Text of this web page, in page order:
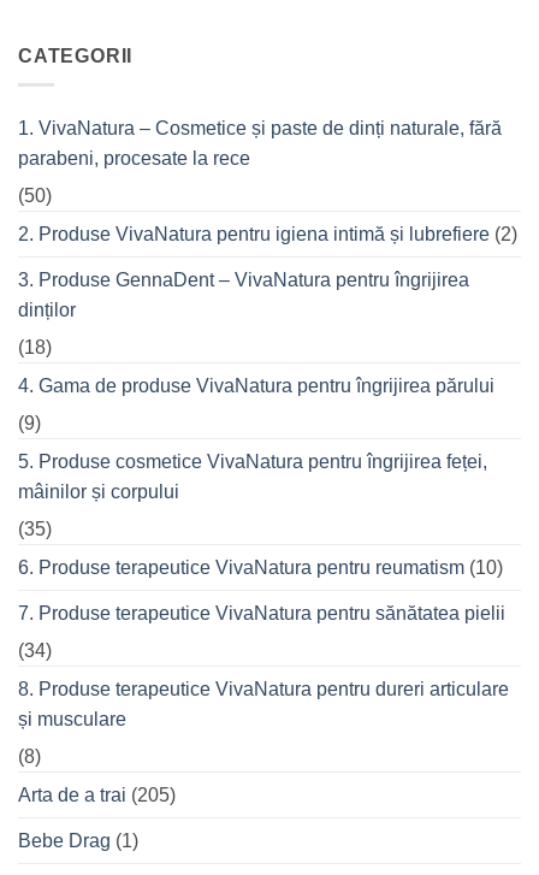
musculare
ale
VivaCalm
Fitness
de
care
seară
cu
în
oraș
CATEGORII
1. VivaNatura – Cosmetice și paste de dinți naturale, fără
parabeni, procesate la rece
(50)
2. Produse VivaNatura pentru igiena intimă și lubrefiere (2)
3. Produse GennaDent – VivaNatura pentru îngrijirea
dinților
(18)
4. Gama de produse VivaNatura pentru îngrijirea părului
(9)
5. Produse cosmetice VivaNatura pentru îngrijirea feței,
mâinilor și corpului
(35)
6. Produse terapeutice VivaNatura pentru reumatism (10)
7. Produse terapeutice VivaNatura pentru sănătatea pielii
(34)
8. Produse terapeutice VivaNatura pentru dureri articulare
și musculare
(8)
Arta de a trai (205)
Bebe Drag (1)